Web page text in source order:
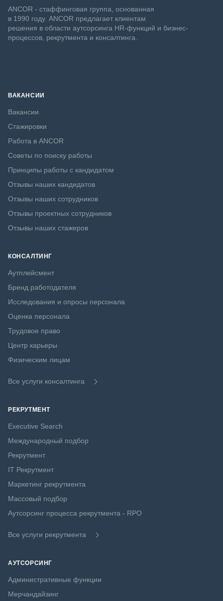
ANCOR - стаффинговая группа, основанная
в 1990 году. ANCOR предлагает клиентам
решения в области аутсорсинга HR-функций и бизнес-
процессов, рекрутмента и консалтинга.
ВАКАНСИИ
Вакансии
Стажировки
Работа в ANCOR
Советы по поиску работы
Принципы работы с кандидатом
Отзывы наших кандидатов
Отзывы наших сотрудников
Отзывы проектных сотрудников
Отзывы наших стажеров
КОНСАЛТИНГ
Аутплейсмент
Бренд работодателя
Исследования и опросы персонала
Оценка персонала
Трудовое право
Центр карьеры
Физическим лицам
Все услуги консалтинга
РЕКРУТМЕНТ
Executive Search
Международный подбор
Рекрутмент
IT Рекрутмент
Маркетинг рекрутмента
Массовый подбор
Аутсорсинг процесса рекрутмента - RPO
Все услуги рекрутмента
АУТСОРСИНГ
Административные функции
Мерчандайзинг